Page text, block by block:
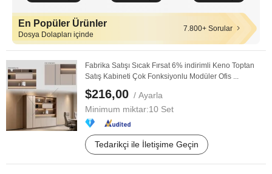
En Popüler Ürünler
Dosya Dolapları içinde
7.800+ Sorular
Fabrika Satışı Sıcak Fırsat 6% indirimli Keno Toptan
Satış Kabineti Çok Fonksiyonlu Modüler Ofis ...
$216,00 / Ayarla
Minimum miktar:10 Set
Tedarikçi ile İletişime Geçin